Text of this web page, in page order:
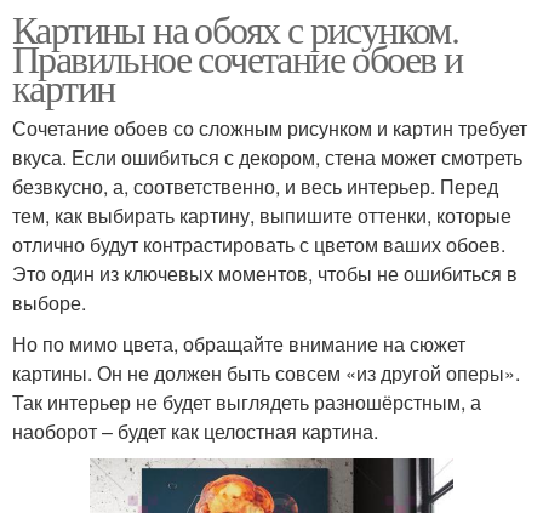
Картины на обоях с рисунком.
Правильное сочетание обоев и
картин
Сочетание обоев со сложным рисунком и картин требует
вкуса. Если ошибиться с декором, стена может смотреть
безвкусно, а, соответственно, и весь интерьер. Перед
тем, как выбирать картину, выпишите оттенки, которые
отлично будут контрастировать с цветом ваших обоев.
Это один из ключевых моментов, чтобы не ошибиться в
выборе.
Но по мимо цвета, обращайте внимание на сюжет
картины. Он не должен быть совсем «из другой оперы».
Так интерьер не будет выглядеть разношёрстным, а
наоборот – будет как целостная картина.